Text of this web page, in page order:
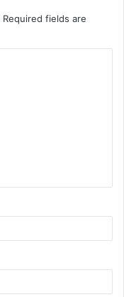
Required fields are